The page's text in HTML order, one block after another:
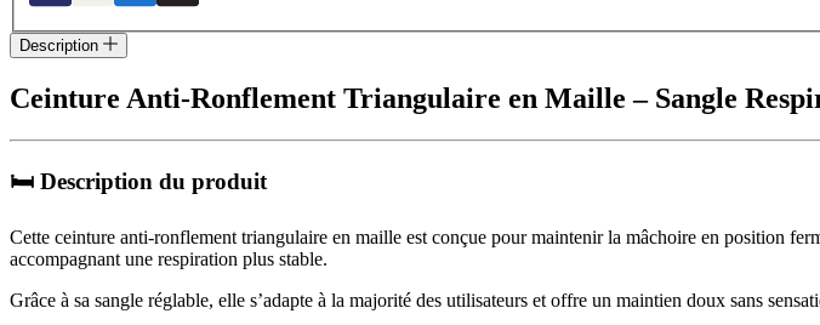
Description
Ceinture Anti-Ronflement Triangulaire en Maille – Sangle
🛏️ Description du produit
Cette ceinture anti-ronflement triangulaire en maille est conçue pour maintenir la mâchoire en position
accompagnant une respiration plus stable.
Grâce à sa sangle réglable, elle s’adapte à la majorité des utilisateurs et offre un maintien doux sans